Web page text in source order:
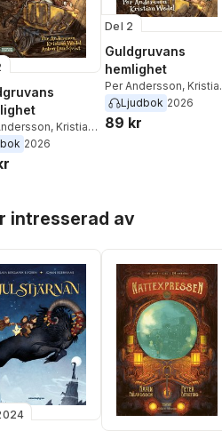
, Kristian
2026
Del 2
Guldgruvans
hemlighet
Per Andersson,
Wedel
Ljudbok 2026
89 kr
intresserad av